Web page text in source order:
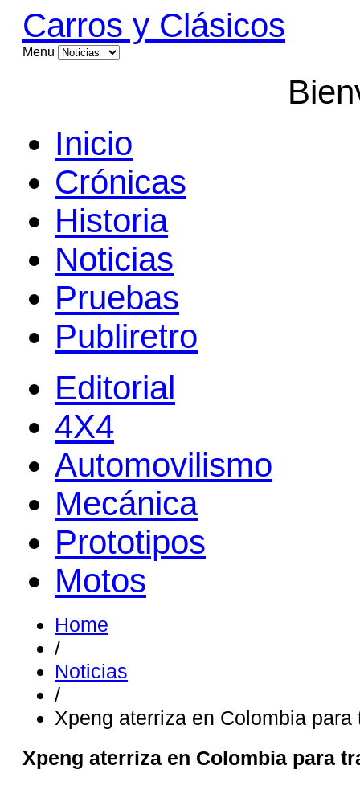
Carros y Clásicos
Menu
Inicio
Crónicas
Historia
Noticias
Pruebas
Publiretro
Editorial
4X4
Automovilismo
Mecánica
Prototipos
Motos
Home
/
Noticias
/
Xpeng aterriza en Colombia
Xpeng aterriza en Colombia para